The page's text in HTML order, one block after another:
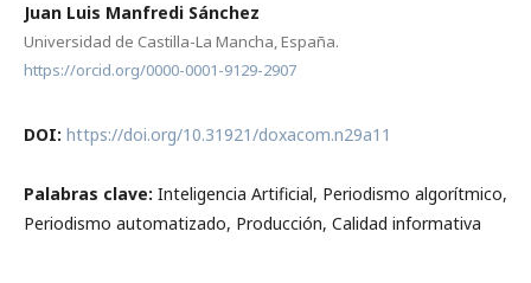
Juan Luis Manfredi Sánchez
Universidad de Castilla-La Mancha, España.
https://orcid.org/0000-0001-9129-2907
DOI: https://doi.org/10.31921/doxacom.n29a11
Palabras clave: Inteligencia Artificial, Periodismo algorítmico,
Periodismo automatizado, Producción, Calidad informativa